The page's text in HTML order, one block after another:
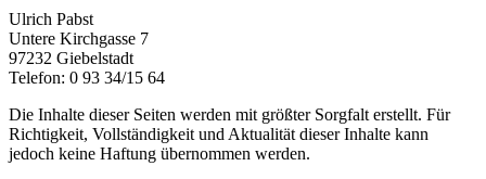
Ulrich Pabst
Untere Kirchgasse 7
97232 Giebelstadt
Telefon: 0 93 34/15 64
Die Inhalte dieser Seiten werden mit größter Sorgfalt erstellt. Für
Richtigkeit, Vollständigkeit und Aktualität dieser Inhalte kann
jedoch keine Haftung übernommen werden.